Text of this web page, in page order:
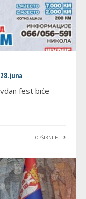
juna
fest biće
OPŠIRNIJE...